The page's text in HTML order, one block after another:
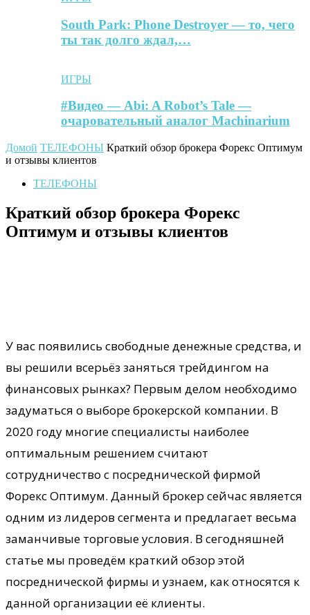
South Park: Phone Destroyer — то, чего
ты так долго ждал,…
ИГРЫ
#Видео — Abi: A Robot’s Tale —
очаровательный аналог Machinarium
Домой ТЕЛЕФОНЫ Краткий обзор брокера Форекс Оптимум
и отзывы клиентов
ТЕЛЕФОНЫ
Краткий обзор брокера Форекс
Оптимум и отзывы клиентов
У вас появились свободные денежные средства, и
вы решили всерьёз заняться трейдингом на
финансовых рынках? Первым делом необходимо
задуматься о выборе брокерской компании. В
2020 году многие специалисты наиболее
оптимальным решением считают
сотрудничество с посреднической фирмой
Форекс Оптимум. Данный брокер сейчас является
одним из лидеров сегмента и предлагает весьма
заманчивые торговые условия. В сегодняшней
статье мы проведём краткий обзор этой
посреднической фирмы и узнаем, как относятся к
данной организации её клиенты.